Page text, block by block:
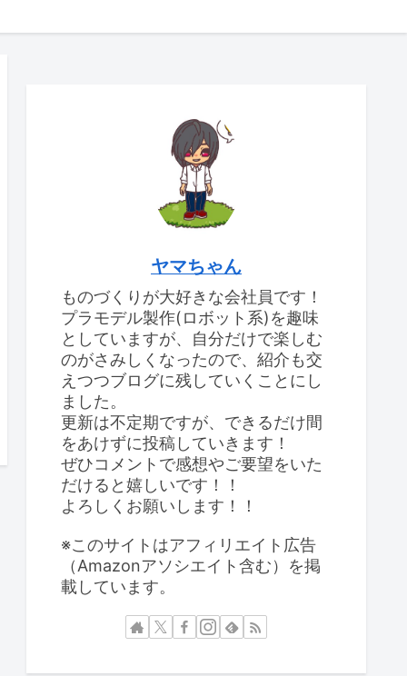
ヤマちゃん
ものづくりが大好きな会社員です！
プラモデル製作(ロボット系)を趣味
としていますが、自分だけで楽しむ
のがさみしくなったので、紹介も交
えつつブログに残していくことにし
ました。
更新は不定期ですが、できるだけ間
をあけずに投稿していきます！
ぜひコメントで感想やご要望をいた
だけると嬉しいです！！
よろしくお願いします！！
※このサイトはアフィリエイト広告
（Amazonアソシエイト含む）を掲
載しています。